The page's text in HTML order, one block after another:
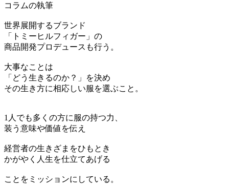
コラムの執筆
世界展開するブランド
「トミーヒルフィガー」の
商品開発プロデュースも行う。
大事なことは
「どう生きるのか？」を決め
その生き方に相応しい服を選ぶこと。
1人でも多くの方に服の持つ力、
装う意味や価値を伝え
経営者の生きざまをひもとき
かがやく人生を仕立てあげる
ことをミッションにしている。